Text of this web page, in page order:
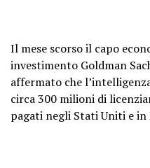
Il mese scorso il capo
investimento Goldman
affermato che
circa 300 milioni di
pagati negli Stati Uniti e in